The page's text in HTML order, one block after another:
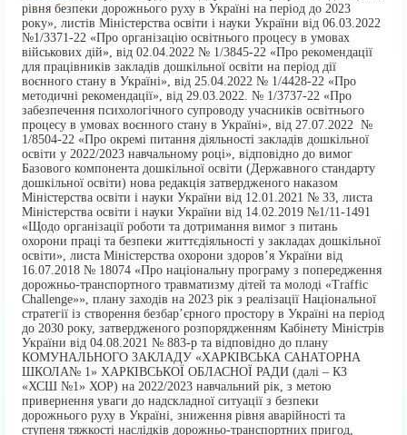
рівня безпеки дорожнього руху в Україні на період до 2023
року», листів Міністерства освіти і науки України від 06.03.2022
№1/3371-22 «Про організацію освітнього процесу в умовах
військових дій», від 02.04.2022 № 1/3845-22 «Про рекомендації
для працівників закладів дошкільної освіти на період дії
воєнного стану в Україні», від 25.04.2022 № 1/4428-22 «Про
методичні рекомендації», від 29.03.2022. № 1/3737-22 «Про
забезпечення психологічного супроводу учасників освітнього
процесу в умовах воєнного стану в Україні», від 27.07.2022 №
1/8504-22 «Про окремі питання діяльності закладів дошкільної
освіти у 2022/2023 навчальному році», відповідно до вимог
Базового компонента дошкільної освіти (Державного стандарту
дошкільної освіти) нова редакція затвердженого наказом
Міністерства освіти і науки України від 12.01.2021 № 33, листа
Міністерства освіти і науки України від 14.02.2019 №1/11-1491
«Щодо організації роботи та дотримання вимог з питань
охорони праці та безпеки життєдіяльності у закладах дошкільної
освіти», листа Міністерства охорони здоров’я України від
16.07.2018 № 18074 «Про національну програму з попередження
дорожньо-транспортного травматизму дітей та молоді «Traffic
Challenge»», плану заходів на 2023 рік з реалізації Національної
стратегії із створення безбар’єрного простору в Україні на період
до 2030 року, затвердженого розпорядженням Кабінету Міністрів
України від 04.08.2021 № 883-р та відповідно до плану
КОМУНАЛЬНОГО ЗАКЛАДУ «ХАРКІВСЬКА САНАТОРНА
ШКОЛА№ 1» ХАРКІВСЬКОЇ ОБЛАСНОЇ РАДИ (далі – КЗ
«ХСШ №1» ХОР) на 2022/2023 навчальний рік, з метою
привернення уваги до надскладної ситуації з безпеки
дорожнього руху в Україні, зниження рівня аварійності та
ступеня тяжкості наслідків дорожньо-транспортних пригод,